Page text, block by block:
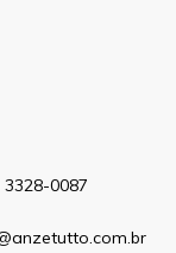
3328-0087